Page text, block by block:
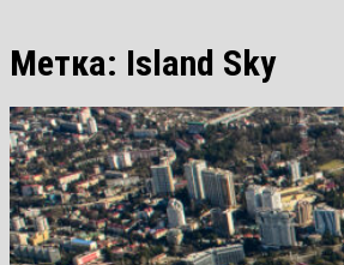
Метка: Island Sky